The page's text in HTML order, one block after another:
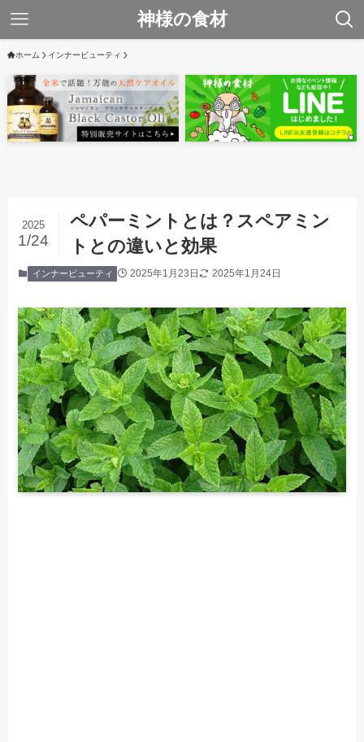
神様の食材
ホーム インナービューティ
ペパーミントとは？スペアミン
トとの違いと効果
2025
1/24
インナービューティ 2025年1月23日 2025年1月24日